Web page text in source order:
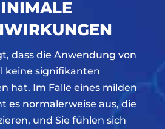
dass die Anwendung von
keine signifikanten
hat. Im Falle eines milden
es normalerweise aus, die
und Sie fühlen sich